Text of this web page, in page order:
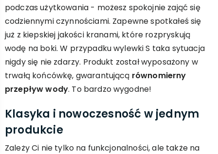
podczas użytkowania - możesz spokojnie zająć się
codziennymi czynnościami. Zapewne spotkałeś się
już z kiepskiej jakości kranami, które rozpryskują
wodę na boki. W przypadku wylewki S taka sytuacja
nigdy się nie zdarzy. Produkt został wyposażony w
trwałą końcówkę, gwarantującą równomierny
przepływ wody. To bardzo wygodne!
Klasyka i nowoczesność w jednym
produkcie
Zależy Ci nie tylko na funkcjonalności, ale także na